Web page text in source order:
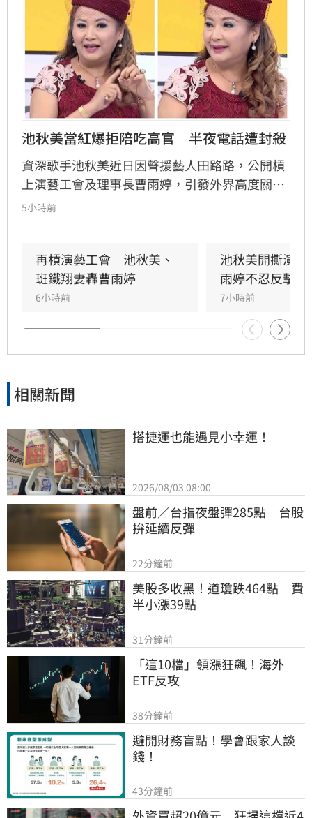
池秋美當紅爆拒陪吃高官　半夜電話遭封殺
資深歌手池秋美近日因聲援藝人田路路，公開槓
上演藝工會及理事長曹雨婷，引發外界高度關
注。池秋美過去曾以《小風帆》一曲紅遍大街小
發她通告就會斷手斷腳，導致演藝事業一落千
丈，從一週七天通告的當紅歌手淪為過往雲煙。
5小時前
再槓演藝工會　池秋美、
班鐵翔妻轟曹雨婷
6小時前
池秋美開撕演
雨婷不忍反擊了
7小時前
相關新聞
搭捷運也能遇見小幸運！
2026/08/03 08:00
盤前／台指夜盤彈285點　台股
拚延續反彈
22分鐘前
美股多收黑！道瓊跌464點　費
半小漲39點
31分鐘前
「這10檔」領漲狂飆！海外
ETF反攻
38分鐘前
避開財務盲點！學會跟家人談
錢！
43分鐘前